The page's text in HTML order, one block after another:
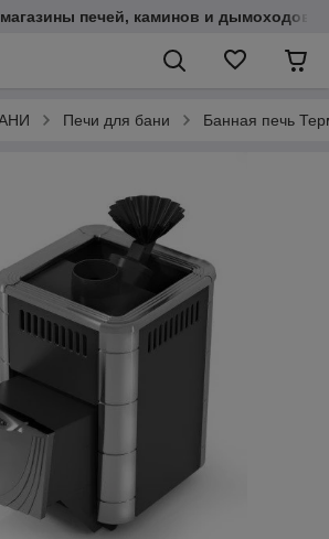
печей, каминов и дымоходов
Печи для бани Банная печь